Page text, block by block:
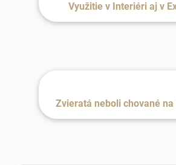
Využitie v Interiéri aj v
Zvieratá neboli chované